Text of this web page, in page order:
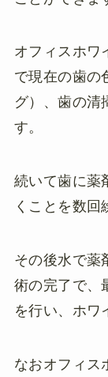
オフィスホワ
で現在の歯の
グ）、歯の清
す。
続いて歯に薬
くことを数回
その後水で薬
術の完了で、
を行い、ホワ
なおオフィス